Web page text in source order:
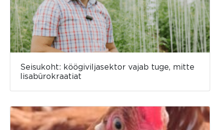
Seisukoht: köögiviljasektor vajab tuge, mitte
lisabürokraatiat